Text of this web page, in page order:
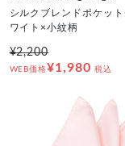
シルクブレンドポケッ
ワイト×小紋柄
¥2,200
WEB価格¥1,980 税込